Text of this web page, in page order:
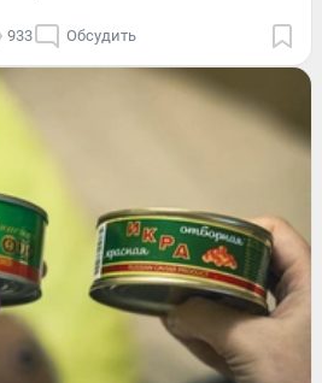
933 Обсудить